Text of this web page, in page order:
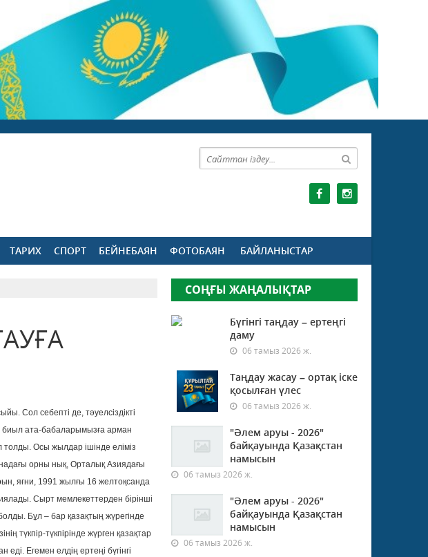
ТАРИХ СПОРТ БЕЙНЕБАЯН ФОТОБАЯН БАЙЛАНЫСТАР
Сол себепті де, тәуелсіздікті
биыл ата-бабаларымызға арман
толды. Осы жылдар ішінде еліміз
орны нық, Орталық Азиядағы
яғни, 1991 жылғы 16 желтоқсанда
Сырт мемлекеттерден бірінші
Бұл – бар қазақтың жүрегінде
түкпір-түкпірінде жүрген қазақтар
Егемен елдің ертеңі бүгінгі
СОҢҒЫ ЖАҢАЛЫҚТАР
Бүгінгі таңдау – ертеңгі
даму
06 тамыз 2026 ж.
Таңдау жасау – ортақ іске
қосылған үлес
06 тамыз 2026 ж.
"Әлем аруы - 2026"
байқауында Қазақстан
намысын
06 тамыз 2026 ж.
"Әлем аруы - 2026"
байқауында Қазақстан
намысын
06 тамыз 2026 ж.